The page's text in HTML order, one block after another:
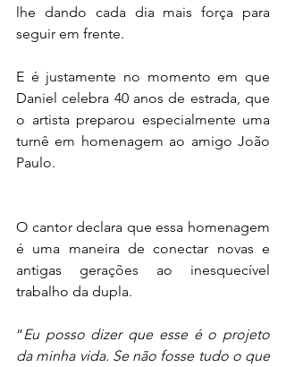
lhe dando cada dia mais força para
seguir em frente.
E é justamente no momento em que
Daniel celebra 40 anos de estrada, que
o artista preparou especialmente uma
turnê em homenagem ao amigo João
Paulo.
O cantor declara que essa homenagem
é uma maneira de conectar novas e
antigas gerações ao inesquecível
trabalho da dupla.
“Eu posso dizer que esse é o projeto
da minha vida. Se não fosse tudo o que